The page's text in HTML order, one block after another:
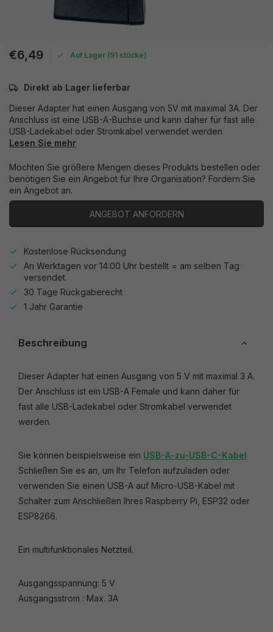
€6,49 Auf Lager (91 stücke)
Direkt ab Lager lieferbar
Dieser Adapter hat einen Ausgang von 5V mit maximal 3A. Der
Anschluss ist eine USB-A-Buchse und kann daher für fast alle
USB-Ladekabel oder Stromkabel verwendet werden
Lesen Sie mehr
Möchten Sie größere Mengen dieses Produkts bestellen oder
benötigen Sie ein Angebot für Ihre Organisation? Fordern Sie
ein Angebot an.
ANGEBOT ANFORDERN
Kostenlose Rücksendung
An Werktagen vor 14:00 Uhr bestellt = am selben Tag
versendet.
30 Tage Rückgaberecht
1 Jahr Garantie
Beschreibung
Dieser Adapter hat einen Ausgang von 5 V mit maximal 3 A.
Der Anschluss ist ein USB-A Female und kann daher für
fast alle USB-Ladekabel oder Stromkabel verwendet
werden.
Sie können beispielsweise ein USB-A-zu-USB-C-Kabel
Schließen Sie es an, um Ihr Telefon aufzuladen oder
verwenden Sie einen USB-A auf Micro-USB-Kabel mit
Schalter zum Anschließen Ihres Raspberry Pi, ESP32 oder
ESP8266.
Ein multifunktionales Netzteil.
Ausgangsspannung: 5 V
Ausgangsstrom : Max. 3A